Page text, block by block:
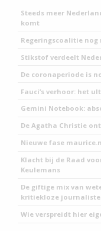
Steeds meer
komt
Regeringscoalitie nog
Stikstof verdeelt
De coronaperiode is
Fauci’s verhoor: het
Gemini Notebook:
De Agatha Christie
Nieuwe fase
Klacht bij de Raad
Keulemans
De giftige mix van
kritiekloze
Wie verspreidt hier